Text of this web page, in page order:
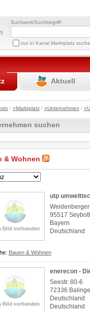
Suchwort/Suchbegriff
nur in Kanal Marktplatz
Aktuell
/ »Marktplatz/ »Unternehmen /
suchen
& Wohnen
utp
95517
Bayern
Deutschland
Bauen & Wohnen
enerecon -
Seestr. 80-6
72336
Deutschland
Deutschland